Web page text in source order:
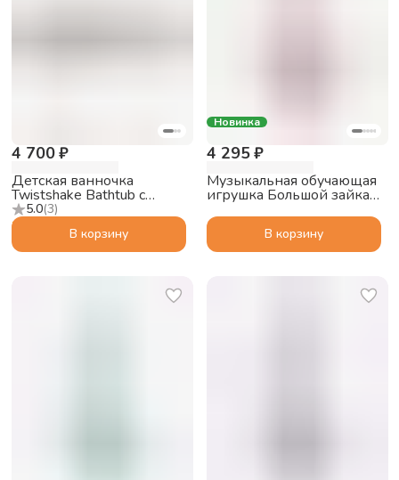
5.0(3)
4 700 ₽
Детская ванночка
Twistshake Bathtub с
подушкой, пастельный
серый
В корзину
Новинка
4 295 ₽
Музыкальная обучающая
игрушка Большой зайка
Bluetooth колонки,
розовыйВ корзину